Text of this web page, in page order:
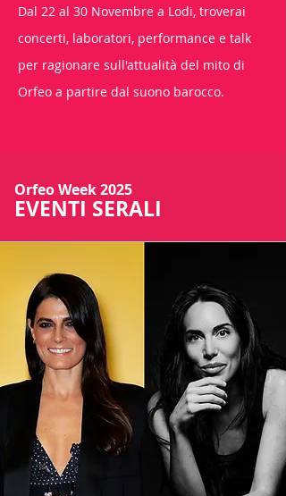
Dal 22 al 30 Novembre a Lodi, troverai
concerti, laboratori, performance e talk
per ragionare sull'attualità del mito di
Orfeo a partire dal suono barocco.
Orfeo Week 2025
EVENTI SERALI